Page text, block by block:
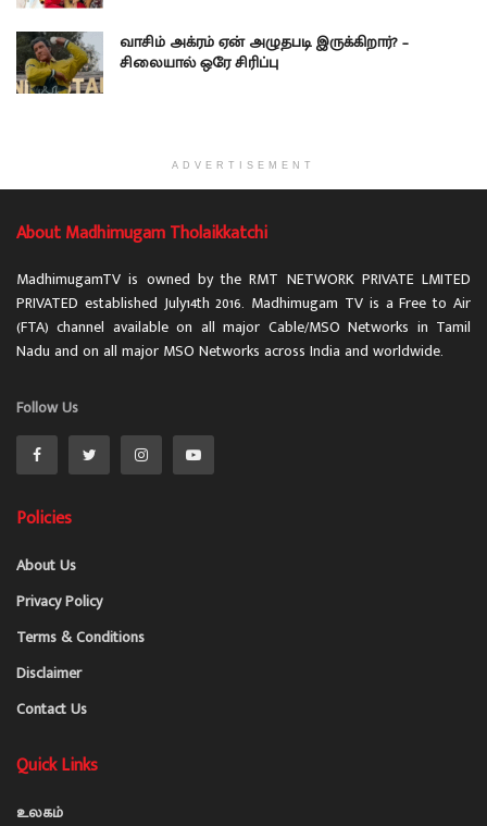
வாசிம் அக்ரம் ஏன் அழுதபடி இருக்கிறார்? –
சிலையால் ஒரே சிரிப்பு
ADVERTISEMENT
About Madhimugam Tholaikkatchi
MadhimugamTV is owned by the RMT NETWORK PRIVATE LMITED
PRIVATED established July14th 2016. Madhimugam TV is a Free to Air
(FTA) channel available on all major Cable/MSO Networks in Tamil
Nadu and on all major MSO Networks across India and worldwide.
Follow Us
Policies
About Us
Privacy Policy
Terms & Conditions
Disclaimer
Contact Us
Quick Links
உலகம்